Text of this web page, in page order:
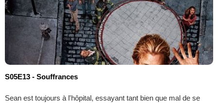
S05E13 - Souffrances
Sean est toujours à l'hôpital, essayant tant bien que mal de se